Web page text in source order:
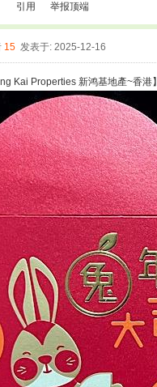
引用 举报顶端
15 发表于: 2025-12-16
Kai Properties 新鸿基地產~香港